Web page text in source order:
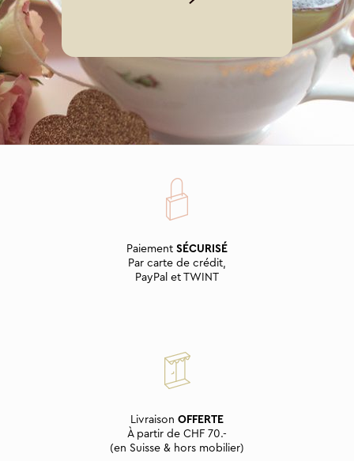
Paiement SÉCURISÉ
Par carte de crédit,
PayPal et TWINT
Livraison OFFERTE
À partir de CHF 70.-
(en Suisse & hors mobilier)